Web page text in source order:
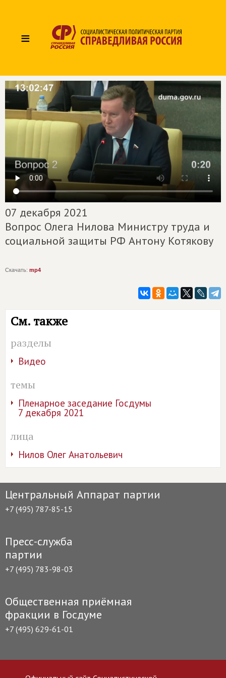
≡
07 декабря 2021
Вопрос Олега Нилова Министру труда и
социальной защиты РФ Антону Котякову
Скачать: mp4
См. также
разделы
Видео
темы
Пленарное заседание Госдумы
7 декабря 2021
лица
Нилов Олег Анатольевич
Центральный Аппарат партии
+7 (495) 787-85-15
Пресс-служба
партии
+7 (495) 783-98-03
Общественная приёмная
фракции в Госдуме
+7 (495) 629-61-01